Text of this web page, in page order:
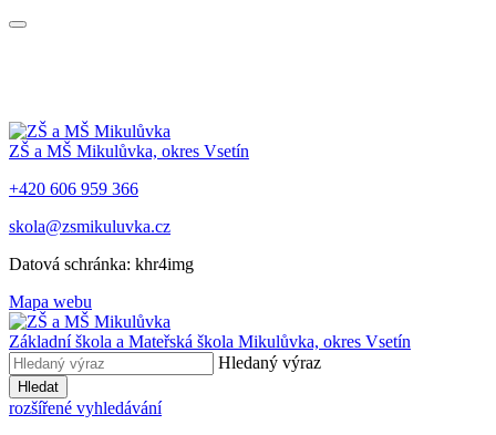
ZŠ a MŠ Mikulůvka, okres Vsetín
+420 606 959 366
skola@zsmikuluvka.cz
Datová schránka: khr4img
Mapa webu
Základní škola a Mateřská škola Mikulůvka, okres Vsetín
Hledaný výraz
Hledat
rozšířené vyhledávání